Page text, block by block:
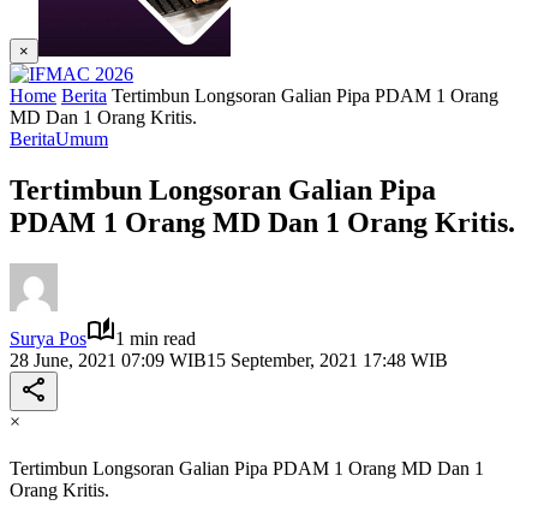
×
Home Berita Tertimbun Longsoran Galian Pipa PDAM 1 Orang
MD Dan 1 Orang Kritis.
BeritaUmum
Tertimbun Longsoran Galian Pipa
PDAM 1 Orang MD Dan 1 Orang Kritis.
Surya Pos
1 min read
28 June, 2021 07:09 WIB15 September, 2021 17:48 WIB
×
Tertimbun Longsoran Galian Pipa PDAM 1 Orang MD Dan 1
Orang Kritis.